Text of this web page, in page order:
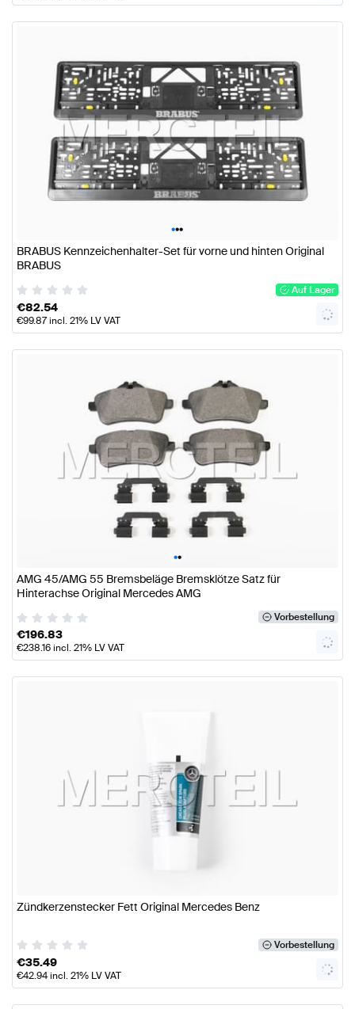
•••
BRABUS Kennzeichenhalter-Set für vorne und hinten Original
BRABUS
Auf Lager
€82.54
€99.87incl. 21% LV VAT
••
AMG 45/AMG 55 Bremsbeläge Bremsklötze Satz für
Hinterachse Original Mercedes AMG
Vorbestellung
€196.83
€238.16incl. 21% LV VAT
Zündkerzenstecker Fett Original Mercedes Benz
Vorbestellung
€35.49
€42.94incl. 21% LV VAT